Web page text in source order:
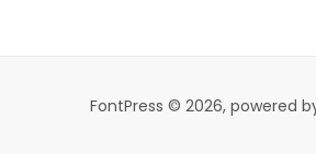
FontPress © 2026, powered